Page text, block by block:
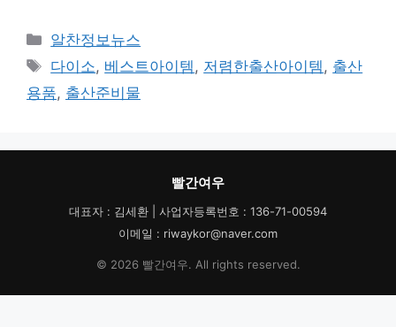
카
테
리
알찬정보뉴스
태
그
다이소, 베스트아이템, 저렴한출산아이템, 출산
용품, 출산준비물
빨간여우
대표자 : 김세환 | 사업자등록번호 : 136-71-00594
이메일 : riwaykor@naver.com
© 2026 빨간여우. All rights reserved.